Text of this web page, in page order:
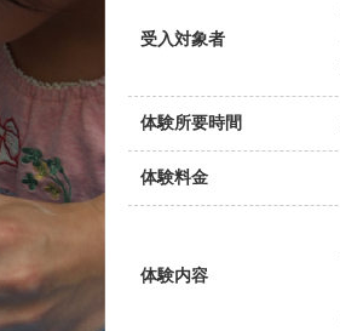
受入対象者
体験所要時間
体験料金
体験内容